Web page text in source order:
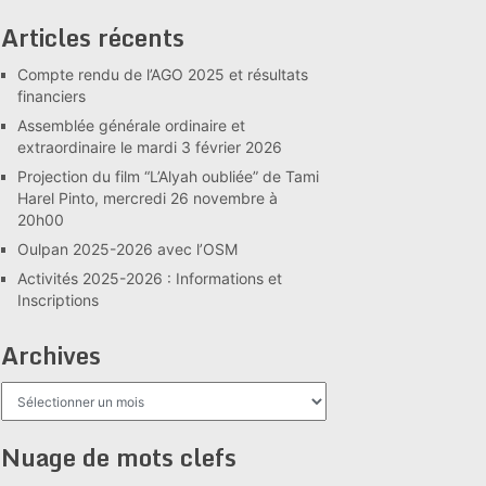
Articles récents
Compte rendu de l’AGO 2025 et résultats
financiers
Assemblée générale ordinaire et
extraordinaire le mardi 3 février 2026
Projection du film “L’Alyah oubliée” de Tami
Harel Pinto, mercredi 26 novembre à
20h00
Oulpan 2025-2026 avec l’OSM
Activités 2025-2026 : Informations et
Inscriptions
Archives
Nuage de mots clefs